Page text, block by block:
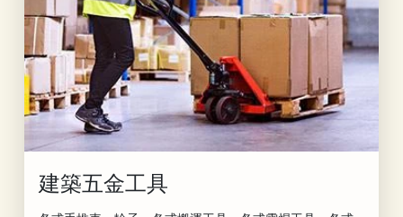
建築五金工具